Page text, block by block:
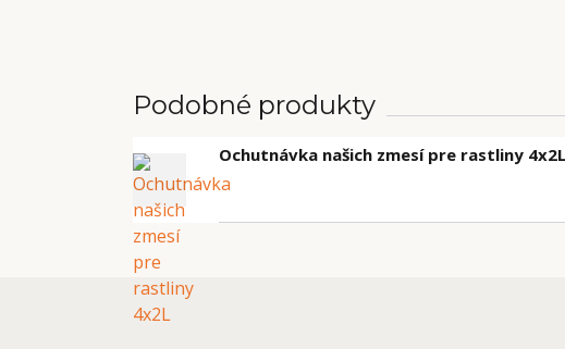
Podobné produkty
Ochutnávka našich zmesí pre rastliny 4x2L